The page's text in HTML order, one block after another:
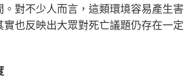
對不少人而言，這類環境容易產生害
也反映出大眾對死亡議題仍存在一定